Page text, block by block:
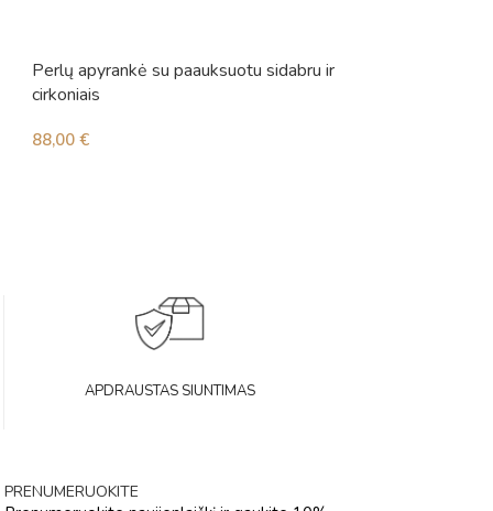
Perlų apyrankė su paauksuotu sidabru ir
cirkoniais
88,00 €
APDRAUSTAS SIUNTIMAS
PRENUMERUOKITE